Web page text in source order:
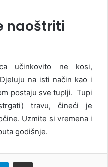
naoštriti
učinkovito ne kosi,
na isti način kao i
postaju sve tuplji. Tupi
travu, čineći je
Uzmite si vremena i
godišnje.
TelegramShare via Email